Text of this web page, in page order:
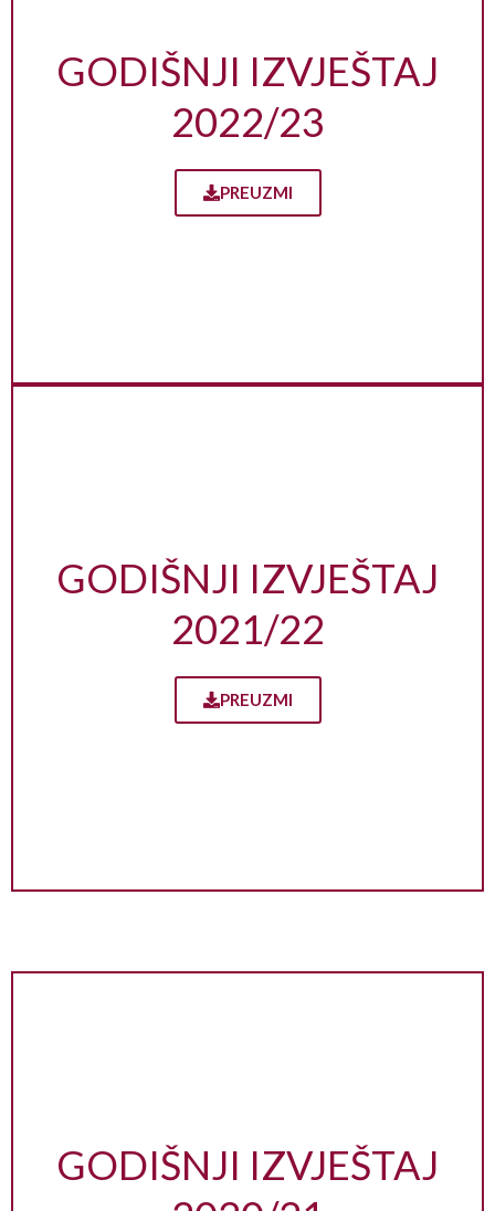
GODIŠNJI IZVJEŠTAJ
2022/23
PREUZMI
GODIŠNJI IZVJEŠTAJ
2021/22
PREUZMI
GODIŠNJI IZVJEŠTAJ